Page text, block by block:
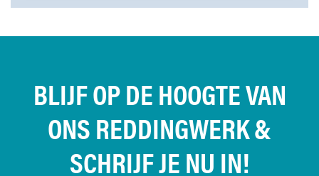
BLIJF OP DE HOOGTE VAN
ONS REDDINGWERK &
SCHRIJF JE NU IN!